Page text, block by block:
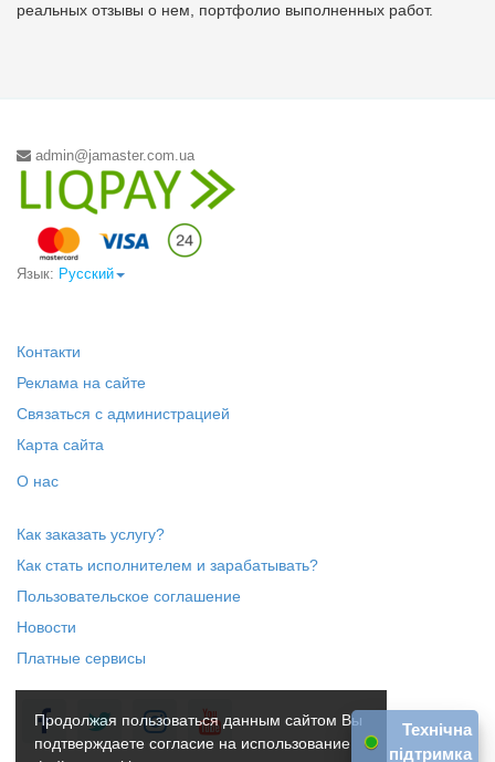
Продолжая пользоваться данным сайтом Вы
подтверждаете согласие на использование
реальных отзывы о нем, портфолио выполненных работ.
admin@jamaster.com.ua
Язык: Русский
Контакти
Реклама на сайте
Связаться с администрацией
Карта сайта
О нас
Как заказать услугу?
Как стать исполнителем и зарабатывать?
Пользовательское соглашение
Новости
Платные сервисы
Технічна
підтримка